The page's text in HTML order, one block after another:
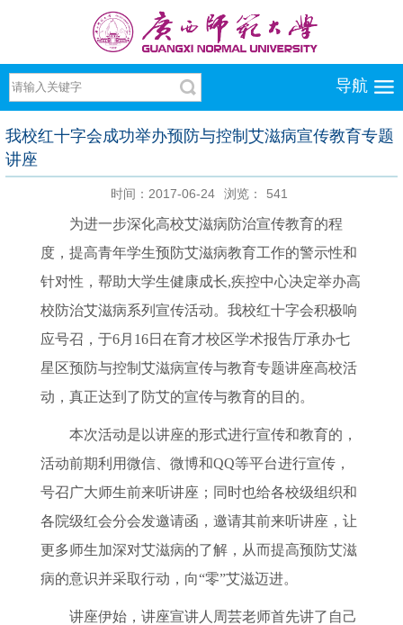
导航
我校红十字会成功举办预防与控制艾滋病宣传教育专题
讲座
时间：2017-06-24 浏览： 541
为进一步深化高校艾滋病防治宣传教育的程
度，提高青年学生预防艾滋病教育工作的警示性和
针对性，帮助大学生健康成长,疾控中心决定举办高
校防治艾滋病系列宣传活动。我校红十字会积极响
应号召，于6月16日在育才校区学术报告厅承办七
星区预防与控制艾滋病宣传与教育专题讲座高校活
动，真正达到了防艾的宣传与教育的目的。
本次活动是以讲座的形式进行宣传和教育的，
活动前期利用微信、微博和QQ等平台进行宣传，
号召广大师生前来听讲座；同时也给各校级组织和
各院级红会分会发邀请函，邀请其前来听讲座，让
更多师生加深对艾滋病的了解，从而提高预防艾滋
病的意识并采取行动，向“零”艾滋迈进。
讲座伊始，讲座宣讲人周芸老师首先讲了自己